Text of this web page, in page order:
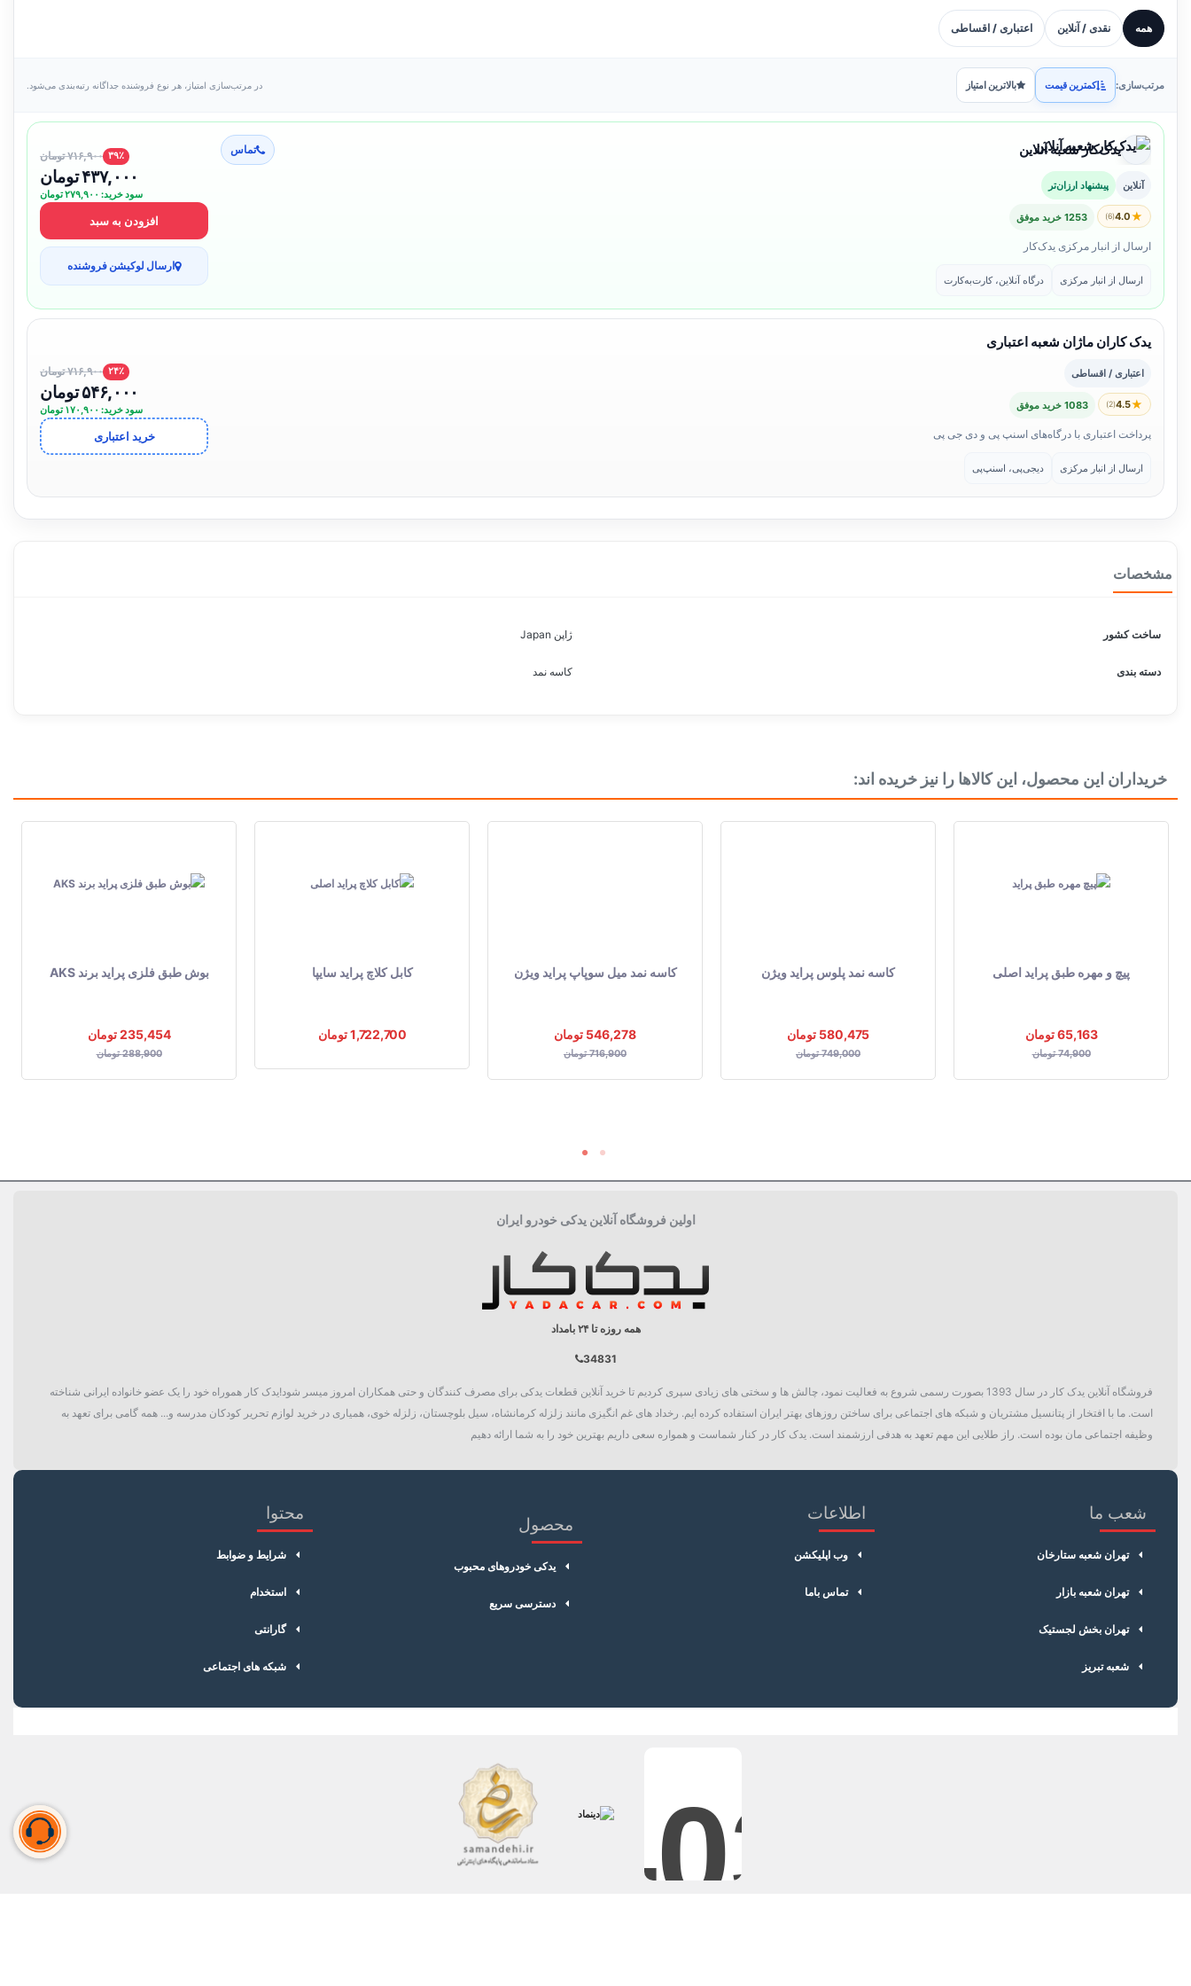
همه نقدی / آنلاین اعتباری / اقساطی
مرتب‌سازی: کمترین قیمت بالاترین امتیاز در مرتب‌سازی امتیاز، هر نوع فروشنده جداگانه رتبه‌بندی می‌شود.
یدک‌کار شعبه آنلاین تماس
آنلاین پیشنهاد ارزان‌تر
★
4.0
(6) 1253 خرید موفق
ارسال از انبار مرکزی یدک‌کار
ارسال از انبار مرکزی درگاه آنلاین، کارت‌به‌کارت
۳۹٪ ۷۱۶,۹۰۰ تومان
۴۳۷,۰۰۰ تومان
سود خرید: ۲۷۹,۹۰۰ تومان
افزودن به سبد
ارسال لوکیشن فروشنده
یدک کاران ماژان شعبه اعتباری
اعتباری / اقساطی
★
4.5
(2) 1083 خرید موفق
پرداخت اعتباری با درگاه‌های اسنپ پی و دی جی پی
ارسال از انبار مرکزی دیجی‌پی، اسنپ‌پی
۲۴٪ ۷۱۶,۹۰۰ تومان
۵۴۶,۰۰۰ تومان
سود خرید: ۱۷۰,۹۰۰ تومان
خرید اعتباری
مشخصات
ساخت کشور ژاپن Japan
دسته بندی کاسه نمد
خریداران این محصول، این کالاها را نیز خریده اند:
پیچ و مهره طبق پراید اصلی
65,163 تومان
74,900 تومان
کاسه نمد پلوس پراید ویژن
580,475 تومان
749,000 تومان
کاسه نمد میل سوپاپ پراید ویژن
546,278 تومان
716,900 تومان
کابل کلاچ پراید سایپا
1,722,700 تومان
بوش طبق فلزی پراید برند AKS
235,454 تومان
288,900 تومان
اولین فروشگاه آنلاین یدکی خودرو ایران
همه روزه تا ۲۴ بامداد
34831
فروشگاه آنلاین یدک کار در سال 1393 بصورت رسمی شروع به فعالیت نمود، چالش ها و سختی های زیادی سپری کردیم تا خرید آنلاین قطعات یدکی برای مصرف کنندگان و حتی همکاران امروز میسر شود!یدک کار هموراه خود را یک عضو خانواده ایرانی شناخته
است. ما با افتخار از پتانسیل مشتریان و شبکه های اجتماعی برای ساختن روزهای بهتر ایران استفاده کرده ایم. رخداد های غم انگیزی مانند زلزله کرمانشاه، سیل بلوچستان، زلزله خوی، همیاری در خرید لوازم تحریر کودکان مدرسه و... همه گامی برای تعهد به
وظیفه اجتماعی مان بوده است. راز طلایی این مهم تعهد به هدفی ارزشمند است. یدک کار در کنار شماست و همواره سعی داریم بهترین خود را به شما ارائه دهیم
شعب ما
تهران شعبه ستارخان
تهران شعبه بازار
تهران بخش لجستیک
شعبه تبریز
اطلاعات
وب اپلیکشن
تماس باما
محصول
یدکی خودروهای محبوب
دسترسی سریع
محتوا
شرایط و ضوابط
استخدام
گارانتی
شبکه های اجتماعی